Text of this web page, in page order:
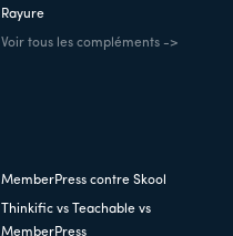
Rayure
Voir tous les compléments ->
MemberPress contre Skool
Thinkific vs Teachable vs
MemberPress